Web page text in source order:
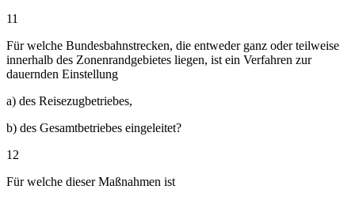
11
Für welche Bundesbahnstrecken, die entweder ganz oder teilweise
innerhalb des Zonenrandgebietes liegen, ist ein Verfahren zur
dauernden Einstellung
a) des Reisezugbetriebes,
b) des Gesamtbetriebes eingeleitet?
12
Für welche dieser Maßnahmen ist